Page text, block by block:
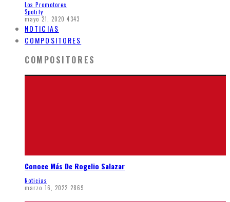
Los Promotores
Spotify
mayo 21, 2020 4343
NOTICIAS
COMPOSITORES
COMPOSITORES
Conoce Más De Rogelio Salazar
Noticias
marzo 16, 2022 2869